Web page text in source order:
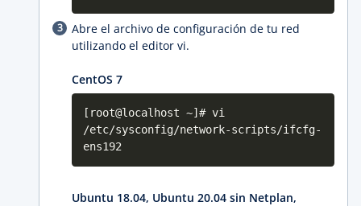
Abre el archivo de configuración de tu red
utilizando el editor vi.
CentOS 7
[root@localhost ~]# vi
/etc/sysconfig/network-scripts/ifcfg-
ens192
Ubuntu 18.04, Ubuntu 20.04 sin Netplan,